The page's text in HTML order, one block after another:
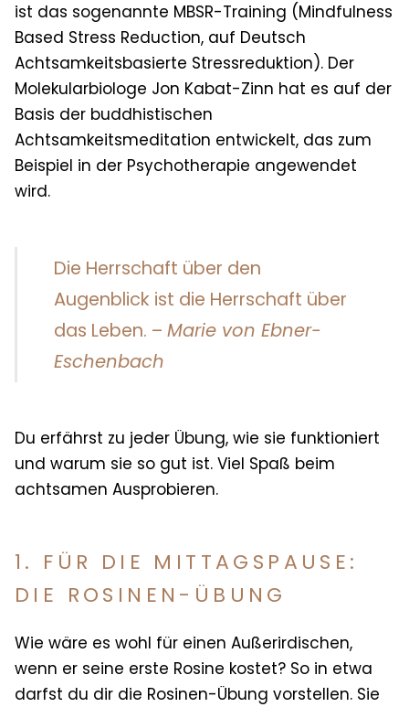
ist das sogenannte MBSR-Training (Mindfulness
Based Stress Reduction, auf Deutsch
Achtsamkeitsbasierte Stressreduktion). Der
Molekularbiologe Jon Kabat-Zinn hat es auf der
Basis der buddhistischen
Achtsamkeitsmeditation entwickelt, das zum
Beispiel in der Psychotherapie angewendet
wird.
Die Herrschaft über den
Augenblick ist die Herrschaft über
das Leben. – Marie von Ebner-
Eschenbach
Du erfährst zu jeder Übung, wie sie funktioniert
und warum sie so gut ist. Viel Spaß beim
achtsamen Ausprobieren.
1. FÜR DIE MITTAGSPAUSE:
DIE ROSINEN-ÜBUNG
Wie wäre es wohl für einen Außerirdischen,
wenn er seine erste Rosine kostet? So in etwa
darfst du dir die Rosinen-Übung vorstellen. Sie